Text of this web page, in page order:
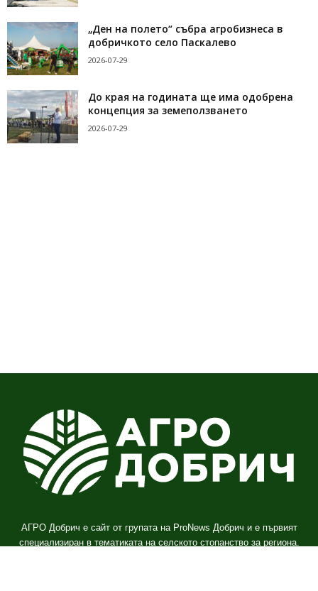
„Ден на полето“ събра агробизнеса в
добричкото село Паскалево
2026-07-29
До края на годината ще има одобрена
концепция за земеползването
2026-07-29
АГРО Добрич е сайт от групата на ProNews Добрич и е първият
специализиран в тематиката на селското стопанство за региона.